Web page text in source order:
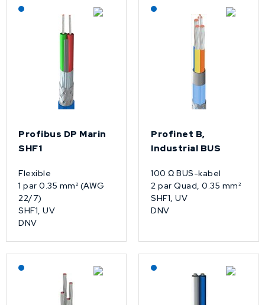
Lagerført: NEK Kabel
Profibus DP Marin
SHF1
Flexible
1 par 0.35 mm² (AWG
22/7)
SHF1, UV
DNV
Lagerført: NEK Kabel
Profinet B,
Industrial BUS
100 Ω BUS-kabel
2 par Quad, 0.35 mm²
SHF1, UV
DNV
Lagerført: NEK Kabel Lagerført: NEK Kabel